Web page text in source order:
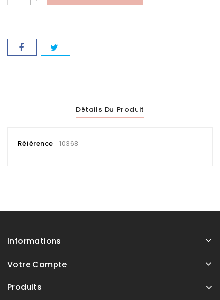
Détails Du Produit
Référence 10368
Informations
Votre Compte
Produits